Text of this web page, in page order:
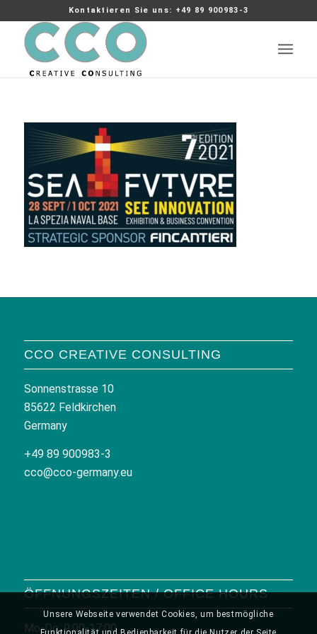
Kontaktieren Sie uns: +49 89 900983-3
CCO CREATIVE CONSULTING
Sonnenstrasse 10
85622 Feldkirchen
Germany
+49 89 900983-3
cco@cco-germany.eu
ÖFFNUNGSZEITEN / OFFICE HOURS
Mo-Do: 9:00-17:00
Unsere Webseite verwendet Cookies, um bestmögliche